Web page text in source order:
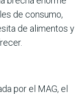
de consumo,
de alimentos y
por el MAG, el